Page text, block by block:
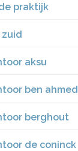
praktijk
aksu
ben ahmed
berghout
de coninck